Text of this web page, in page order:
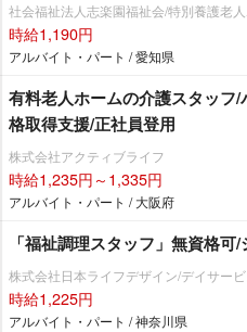
社会福祉法人志楽園福祉会/特別養護老
時給1,190円
アルバイト・パート / 愛知県
有料老人ホームの介護スタッフ
格取得支援/正社員登用
株式会社アクティブライフ
時給1,235円～1,335円
アルバイト・パート / 大阪府
「福祉調理スタッフ」無資格
株式会社日本ライフデザイン/デイサー
時給1,225円
アルバイト・パート / 神奈川県